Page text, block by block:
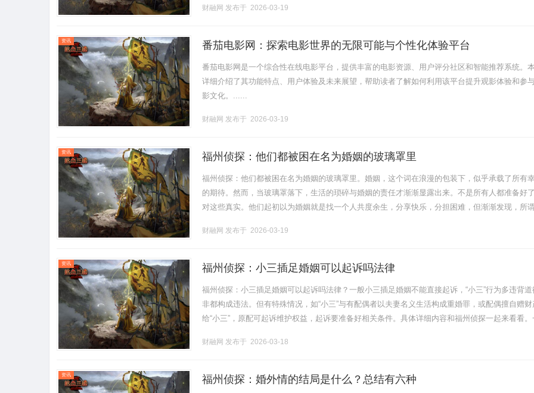
财融网 发布于 2026-03-19
资讯 番茄电影网：探索电影世界的无限可能与个性化体验平台
番茄电影网是一个综合性在线电影平台，提供丰富的电影资源、用户评分社区和智能推荐系统。
详细介绍了其功能特点、用户体验及未来展望，帮助读者了解如何利用该平台提升观影体验和参
影文化。......
财融网 发布于 2026-03-19
资讯 福州侦探：他们都被困在名为婚姻的玻璃罩里
福州侦探：他们都被困在名为婚姻的玻璃罩里。婚姻，这个词在浪漫的包装下，似乎承载了所有
的期待。然而，当玻璃罩落下，生活的琐碎与婚姻的责任才渐渐显露出来。不是所有人都准备好
对这些真实。他们起初以为婚姻就是找一个人共度余生，分享快乐，分担困难，但渐渐发现，所谓
不过气.........
财融网 发布于 2026-03-19
资讯 福州侦探：小三插足婚姻可以起诉吗法律
福州侦探：小三插足婚姻可以起诉吗法律？一般小三插足婚姻不能直接起诉，“小三”行为多违背道
非都构成违法。但有特殊情况，如“小三”与有配偶者以夫妻名义生活构成重婚罪，或配偶擅自赠财
给“小三”，原配可起诉维护权益，起诉要准备好相关条件。具体详细内容和福州侦探一起来看看。
婚.........
财融网 发布于 2026-03-18
资讯 福州侦探：婚外情的结局是什么？总结有六种